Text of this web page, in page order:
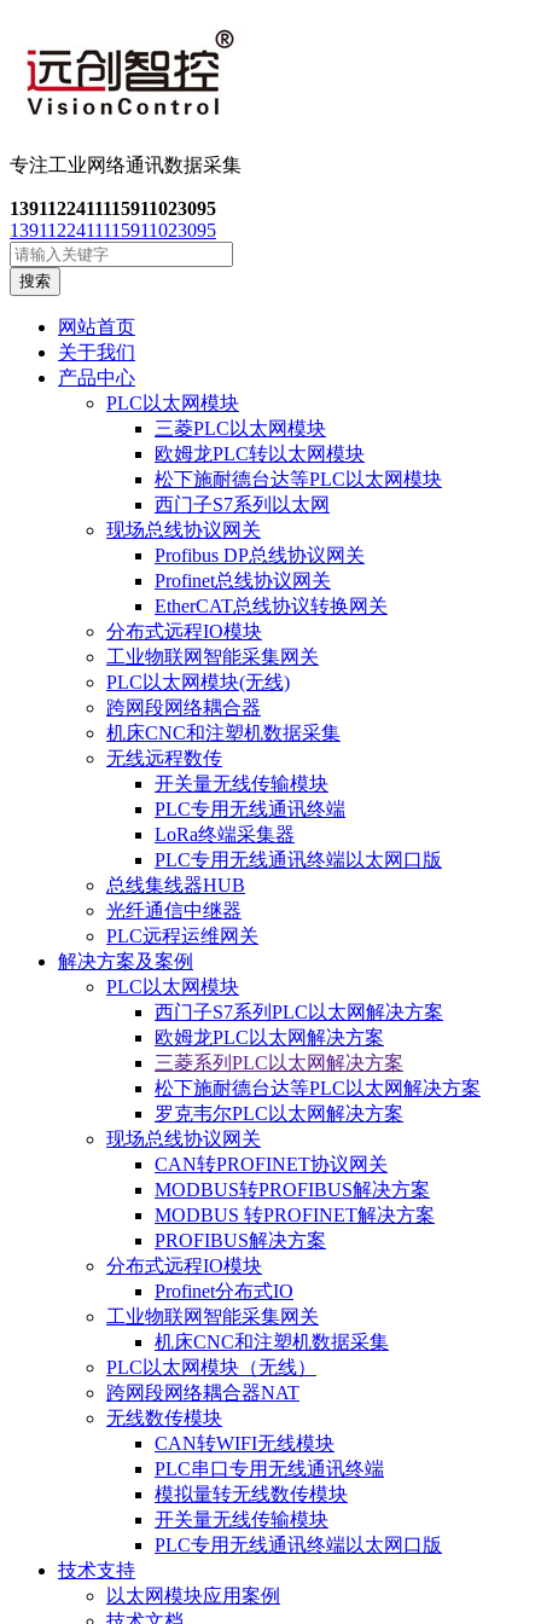
专注工业网络通讯数据采集
1391122411115911023095
1391122411115911023095
搜索
网站首页
关于我们
产品中心
PLC以太网模块
三菱PLC以太网模块
欧姆龙PLC转以太网模块
松下施耐德台达等PLC以太网模块
西门子S7系列以太网
现场总线协议网关
Profibus DP总线协议网关
Profinet总线协议网关
EtherCAT总线协议转换网关
分布式远程IO模块
工业物联网智能采集网关
PLC以太网模块(无线)
跨网段网络耦合器
机床CNC和注塑机数据采集
无线远程数传
开关量无线传输模块
PLC专用无线通讯终端
LoRa终端采集器
PLC专用无线通讯终端以太网口版
总线集线器HUB
光纤通信中继器
PLC远程运维网关
解决方案及案例
PLC以太网模块
西门子S7系列PLC以太网解决方案
欧姆龙PLC以太网解决方案
三菱系列PLC以太网解决方案
松下施耐德台达等PLC以太网解决方案
罗克韦尔PLC以太网解决方案
现场总线协议网关
CAN转PROFINET协议网关
MODBUS转PROFIBUS解决方案
MODBUS 转PROFINET解决方案
PROFIBUS解决方案
分布式远程IO模块
Profinet分布式IO
工业物联网智能采集网关
机床CNC和注塑机数据采集
PLC以太网模块（无线）
跨网段网络耦合器NAT
无线数传模块
CAN转WIFI无线模块
PLC串口专用无线通讯终端
模拟量转无线数传模块
开关量无线传输模块
PLC专用无线通讯终端以太网口版
技术支持
以太网模块应用案例